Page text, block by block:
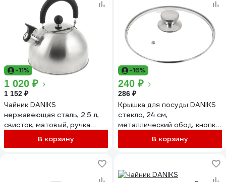
-11%
1 020 ₽
1 152 ₽
Чайник DANIKS
нержавеющая сталь, 2.5 л,
свисток, матовый, ручка
пластик, индукция, msy-
В корзину
-16%
240 ₽
286 ₽
Крышка для посуды DANIKS
стекло, 24 см,
металлический обод, кнопка
нержавеющая сталь, д5724
В корзину